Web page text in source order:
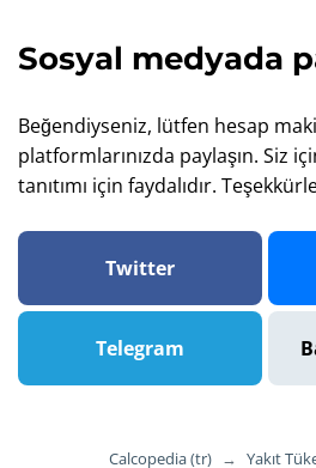
Sosyal medyada
Beğendiyseniz, lütfen hesap
platformlarınızda paylaşın. Siz
tanıtımı için faydalıdır.
Twitter
Telegram
Calcopedia (tr) → Yakıt